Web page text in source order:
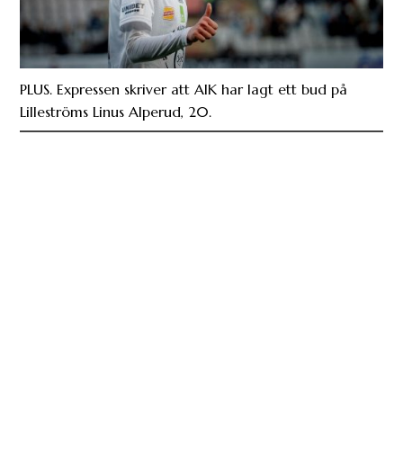
PLUS. Expressen skriver att AIK har lagt ett bud på
Lilleströms Linus Alperud, 20.